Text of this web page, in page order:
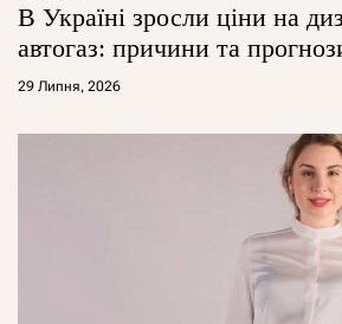
В Україні зросли ціни на
автогаз: причини та
29 Липня, 2026